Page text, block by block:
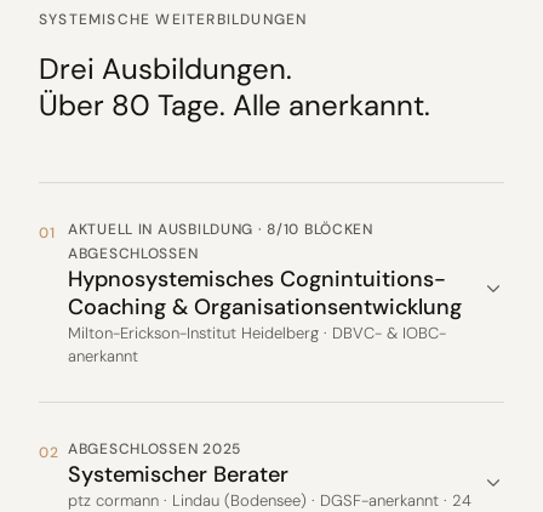
SYSTEMISCHE WEITERBILDUNGEN
Drei Ausbildungen.
Über 80 Tage. Alle anerkannt.
01
AKTUELL IN AUSBILDUNG · 8/10 BLÖCKEN
ABGESCHLOSSEN
Hypnosystemisches Cognintuitions-
Coaching & Organisationsentwicklung
Milton-Erickson-Institut Heidelberg · DBVC- & IOBC-
anerkannt
02 ABGESCHLOSSEN 2025
Systemischer Berater
ptz cormann · Lindau (Bodensee) · DGSF-anerkannt · 24